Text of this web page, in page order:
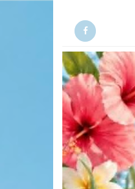
Facebook